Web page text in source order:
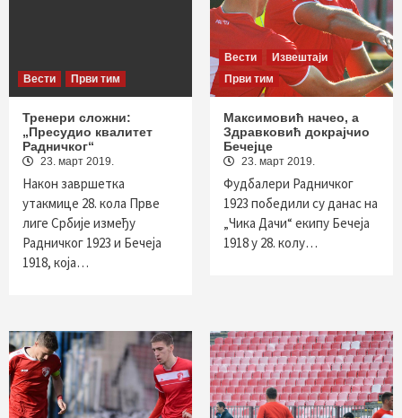
Вести Први тим
Тренери сложни:
„Пресудио квалитет
Радничког“
23. март 2019.
Након завршетка
утакмице 28. кола Прве
лиге Србије између
Радничког 1923 и Бечеја
1918, која…
Вести
Извештаји
Први тим
Максимовић начео, а
Здравковић докрајчио
Бечејце
23. март 2019.
Фудбалери Радничког
1923 победили су данас на
„Чика Дачи“ екипу Бечеја
1918 у 28. колу…